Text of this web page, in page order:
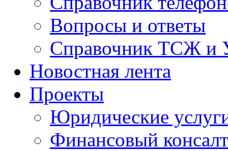
Вопросы и ответы
Справочник ТСЖ и
Новостная лента
Проекты
Юридические
Финансовый